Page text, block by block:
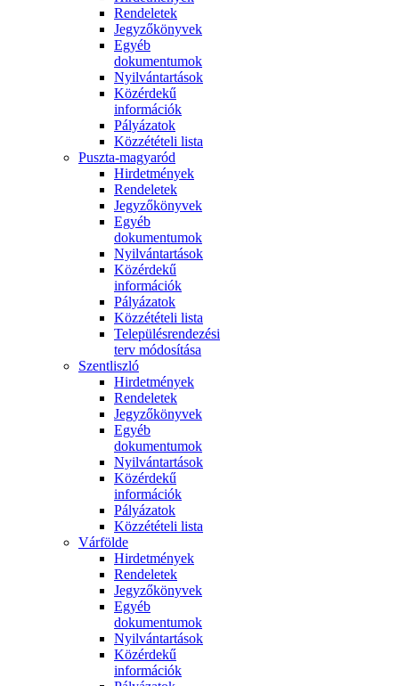
Rendeletek
Jegyzőkönyvek
Egyéb
dokumentumok
Nyilvántartások
Közérdekű
információk
Pályázatok
Közzétételi lista
Puszta-magyaród
Hirdetmények
Rendeletek
Jegyzőkönyvek
Egyéb
dokumentumok
Nyilvántartások
Közérdekű
információk
Pályázatok
Közzétételi lista
Településrendezési
terv módosítása
Szentliszló
Hirdetmények
Rendeletek
Jegyzőkönyvek
Egyéb
dokumentumok
Nyilvántartások
Közérdekű
információk
Pályázatok
Közzétételi lista
Várfölde
Hirdetmények
Rendeletek
Jegyzőkönyvek
Egyéb
dokumentumok
Nyilvántartások
Közérdekű
információk